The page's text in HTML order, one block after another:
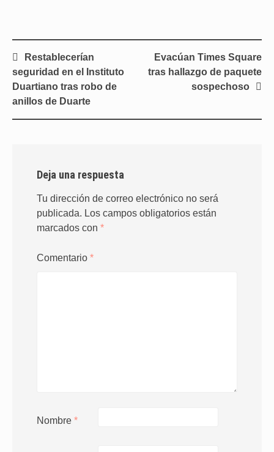
Navegación
de
entradas
Restablecerían
seguridad en el Instituto
Duartiano tras robo de
anillos de Duarte
Evacúan Times Square
tras hallazgo de paquete
sospechoso
Deja una respuesta
Tu dirección de correo electrónico no será
publicada. Los campos obligatorios están
marcados con *
Comentario *
Nombre *